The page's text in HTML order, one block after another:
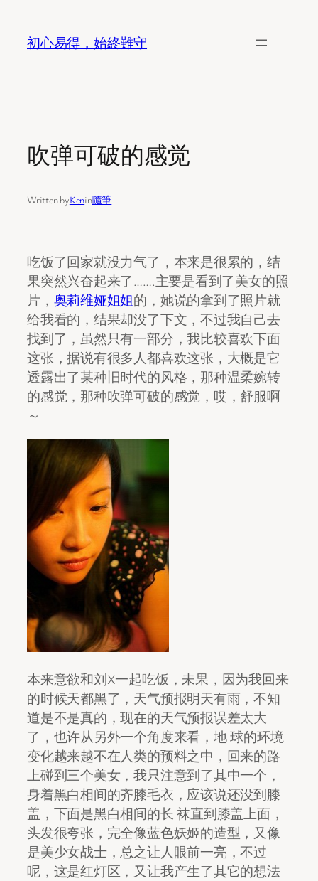
content
初心易得，始終難守
吹弹可破的感觉
Written byKenin隨筆
吃饭了回家就没力气了，本来是很累的，结
果突然兴奋起来了…….主要是看到了美女的照
片， 奥莉维娅姐姐的，她说的拿到了照片就
给我看的，结果却没了下文，不过我自己去
找到了，虽然只有一部分，我比较喜欢下面
这张，据说有很多人都喜欢这张，大概是它
透露出了某种旧时代的风格，那种温柔婉转
的感觉，那种吹弹可破的感觉，哎，舒服啊
～
本来意欲和刘X一起吃饭，未果，因为我回来
的时候天都黑了，天气预报明天有雨，不知
道是不是真的，现在的天气预报误差太大
了，也许从另外一个角度来看，地 球的环境
变化越来越不在人类的预料之中，回来的路
上碰到三个美女，我只注意到了其中一个，
身着黑白相间的齐膝毛衣，应该说还没到膝
盖，下面是黑白相间的长 袜直到膝盖上面，
头发很夸张，完全像蓝色妖姬的造型，又像
是美少女战士，总之让人眼前一亮，不过
呢，这是红灯区，又让我产生了其它的想法